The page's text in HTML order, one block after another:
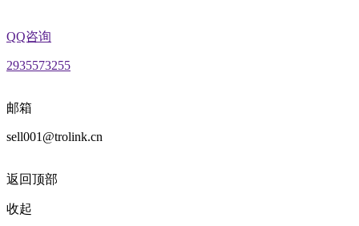
QQ咨询
2935573255
邮箱
sell001@trolink.cn
返回顶部
收起